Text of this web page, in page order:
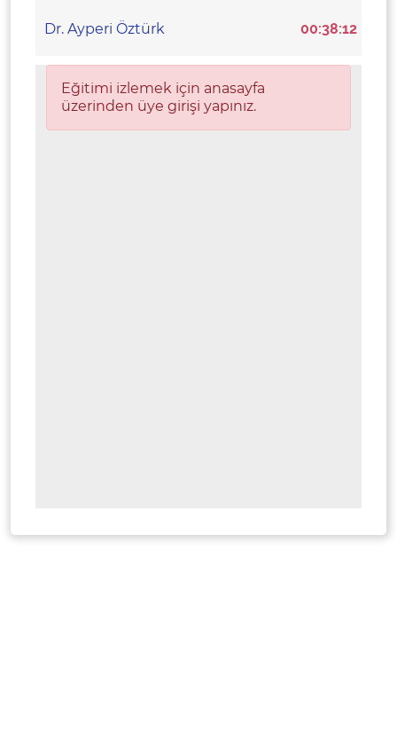
Dr. Ayperi Öztürk 00:38:12
Eğitimi izlemek için anasayfa
üzerinden üye girişi yapınız.